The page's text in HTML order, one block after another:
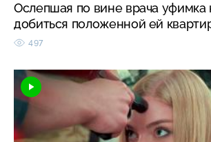
Ослепшая по вине врача
добиться положенной ей
497